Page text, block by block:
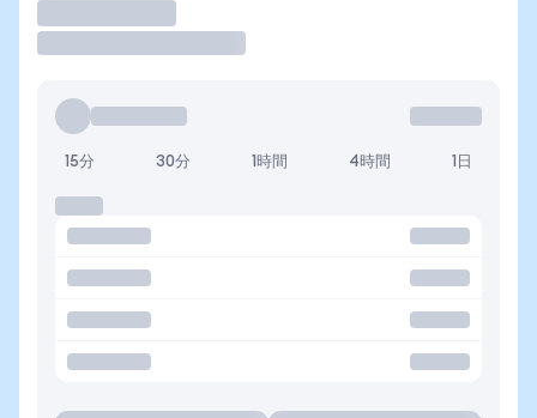
15分 30分 1時間 4時間 1日